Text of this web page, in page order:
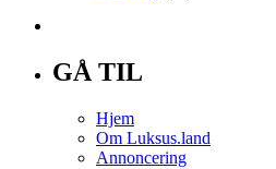
GÅ TIL
Hjem
Om Luksus.land
Annoncering